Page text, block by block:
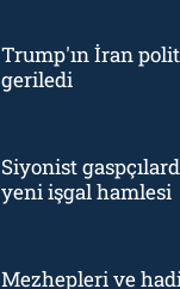
Trump'ın İran
geriledi
Siyonist
yeni işgal hamlesi
Mezhepleri ve